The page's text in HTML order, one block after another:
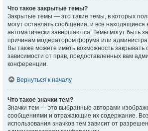
Что такое закрытые темы?
Закрытые темы — это такие темы, в которых
могут оставлять сообщения, и все находящиеся
автоматически завершаются. Темы могут быть
причинам модератором форума или
Вы также можете иметь возможность
зависимости от прав, предоставленных вам
конференции.
Вернуться к началу
Что такое значки тем?
Значки тем — это выбранные авторами
сообщениями и отражающие их содержание.
использования значков тем зависит от